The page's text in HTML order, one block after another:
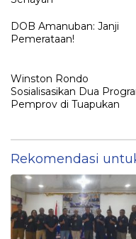
DOB Amanuban: Janji
Pemerataan!
Winston Rondo
Sosialisasikan Dua
Pemprov di Tuapukan
Rekomendasi